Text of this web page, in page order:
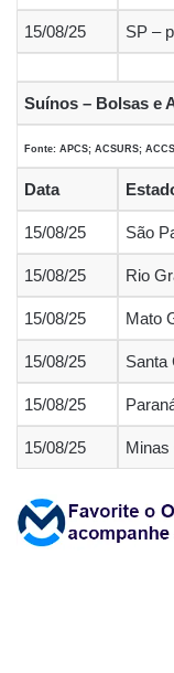
15/08/25 SP –
Suínos – Bolsas e
Fonte: APCS; ACSURS;
Data
15/08/25 São
15/08/25 Rio
15/08/25 Mato
15/08/25 Santa
15/08/25
15/08/25 Minas